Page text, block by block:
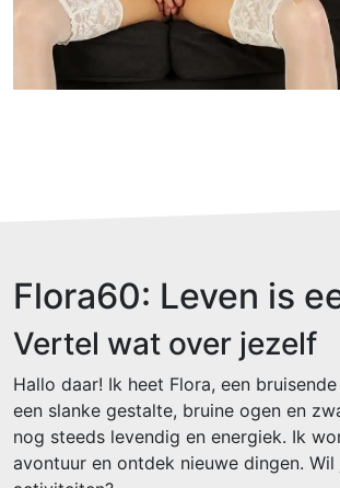
Flora60: Leven is
Vertel wat over jezelf
Hallo daar! Ik heet Flora, een
een slanke gestalte, bruine ogen en
nog steeds levendig en energiek. Ik
avontuur en ontdek nieuwe dingen.